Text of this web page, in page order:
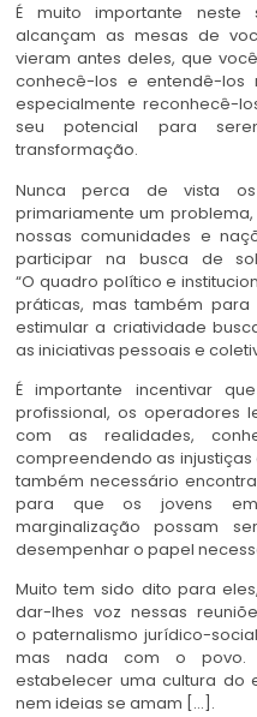
É muito importante
alcançam as mesas de
vieram antes deles, que
conhecê-los e entendê-los
especialmente reconhecê-
seu potencial para
transformação.
Nunca perca de vista
primariamente um
nossas comunidades e
participar na busca de
“O quadro político e
práticas, mas também para
estimular a criatividade
as iniciativas pessoais e
É importante incentivar
profissional, os operadores
com as realidades,
compreendendo as injustiças
também necessário
para que os jovens
marginalização possam
desempenhar o papel
Muito tem sido dito para
dar-lhes voz nessas
o paternalismo jurídico-
mas nada com o povo.
estabelecer uma cultura do
nem ideias se amam […].